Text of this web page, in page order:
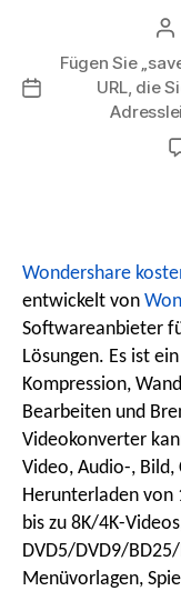
m
Nach
Fügen Sie
URL, die
Wondershare
entwickelt von
Softwareanbieter
Lösungen. Es ist
Kompression,
Bearbeiten und
Videokonverter
Video, Audio-, Bild,
Herunterladen von
bis zu 8K/4K-
DVD5/DVD9/
Menüvorlagen,